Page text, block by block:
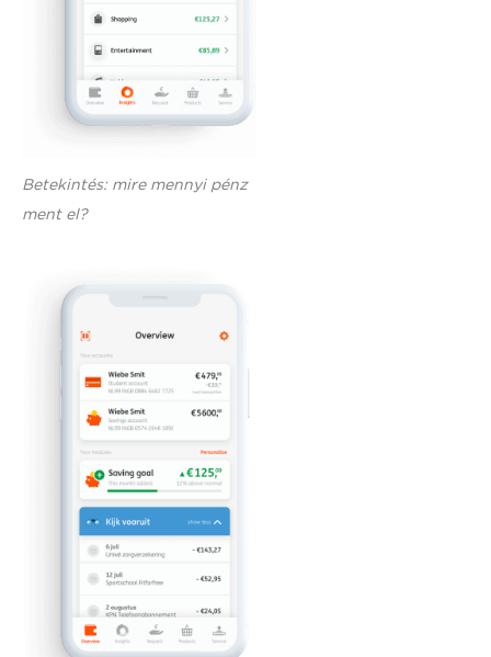
Betekintés: mire mennyi pénz
ment el?